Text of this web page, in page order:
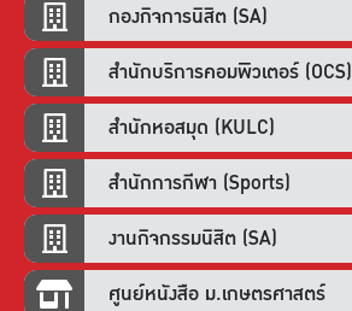
กองกิจการนิสิต (SA)
สำนักบริการคอมพิวเตอร์ (OCS)
สำนักหอสมุด (KULC)
สำนักการกีฬา (Sports)
งานกิจกรรมนิสิต (SA)
ศูนย์หนังสือ ม.เกษตรศาสตร์